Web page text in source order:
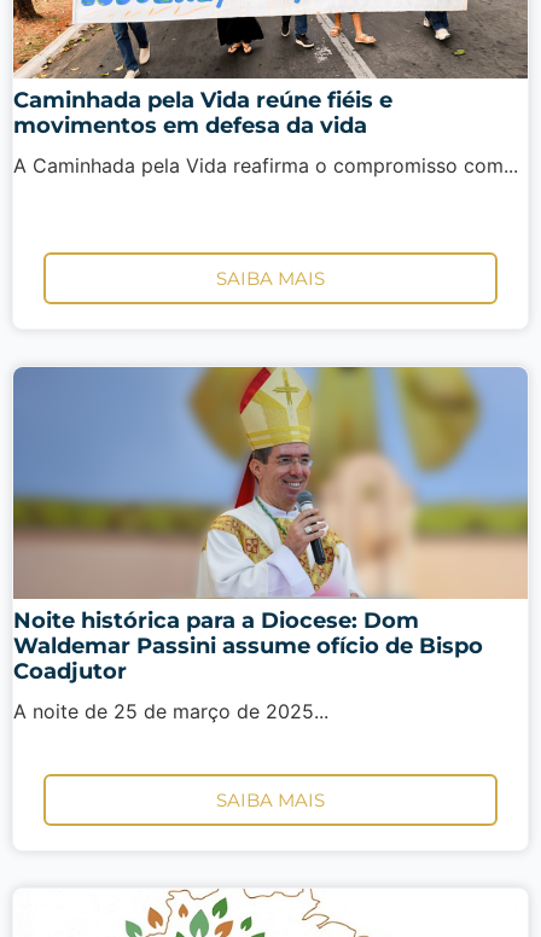
Caminhada pela Vida reúne fiéis e
movimentos em defesa da vida
A Caminhada pela Vida reafirma o compromisso com...
SAIBA MAIS
Noite histórica para a Diocese: Dom
Waldemar Passini assume ofício de Bispo
Coadjutor
A noite de 25 de março de 2025...
SAIBA MAIS